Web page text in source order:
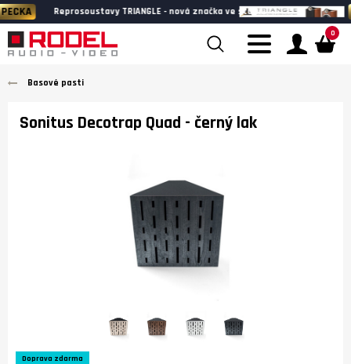
BLESKOVKA Wharfedale HERITAGE - k poslechu v našem
0
Basové pasti
Sonitus Decotrap Quad - černý lak
Doprava zdarma